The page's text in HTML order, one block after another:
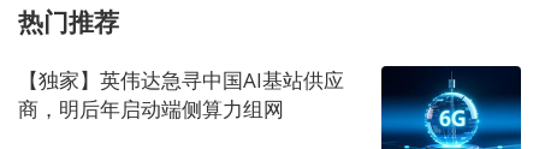
热门推荐
【独家】英伟达急寻中国AI基站供应
商，明后年启动端侧算力组网